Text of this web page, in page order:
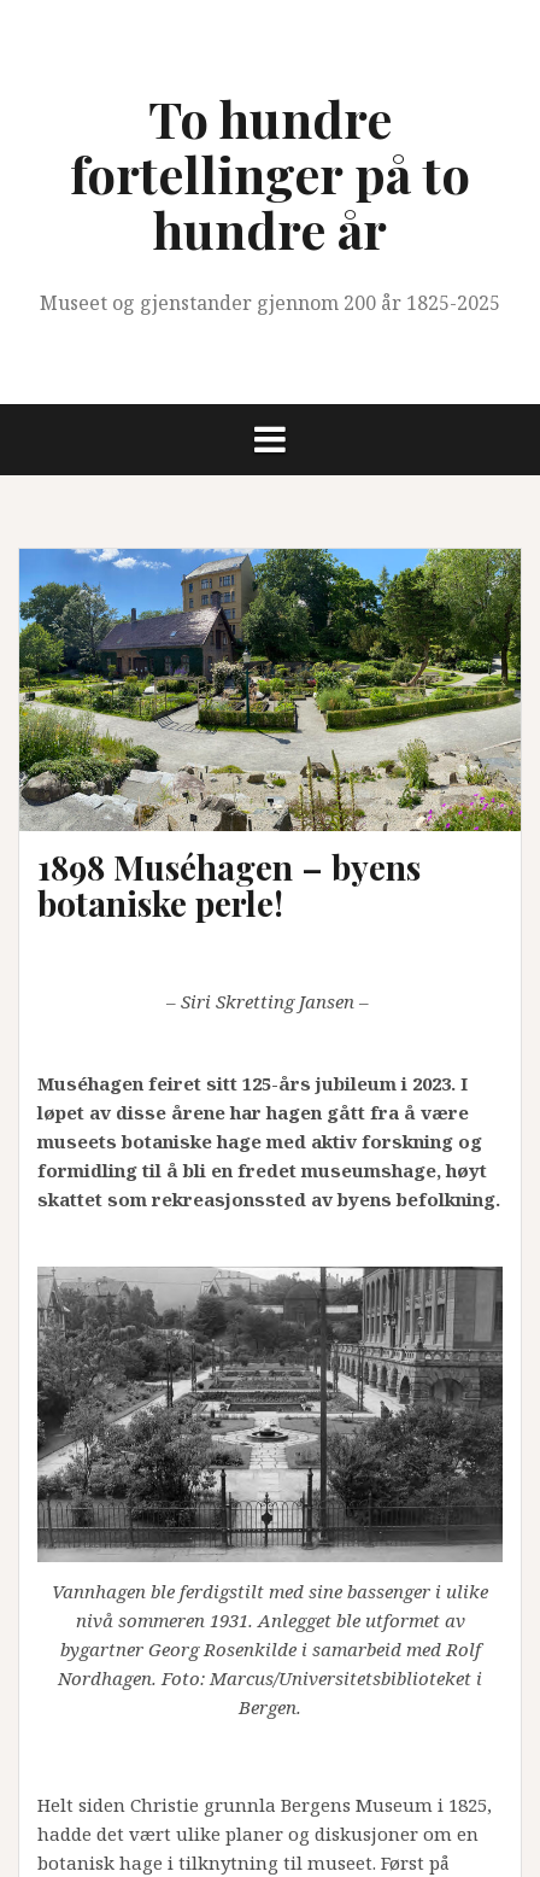
To hundre
fortellinger på to
hundre år
Museet og gjenstander gjennom 200 år 1825-2025
1898 Muséhagen – byens
botaniske perle!
– Siri Skretting Jansen –
Muséhagen feiret sitt 125-års jubileum i 2023. I
løpet av disse årene har hagen gått fra å være
museets botaniske hage med aktiv forskning og
formidling til å bli en fredet museumshage, høyt
skattet som rekreasjonssted av byens befolkning.
Vannhagen ble ferdigstilt med sine bassenger i ulike
nivå sommeren 1931. Anlegget ble utformet av
bygartner Georg Rosenkilde i samarbeid med Rolf
Nordhagen. Foto: Marcus/Universitetsbiblioteket i
Bergen.
Helt siden Christie grunnla Bergens Museum i 1825,
hadde det vært ulike planer og diskusjoner om en
botanisk hage i tilknytning til museet. Først på